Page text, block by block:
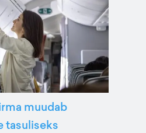
muudab
tasuliseks